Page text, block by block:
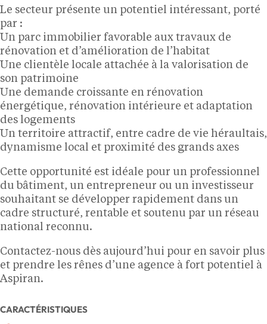
Le secteur présente un potentiel intéressant, porté
par :
Un parc immobilier favorable aux travaux de
rénovation et d’amélioration de l’habitat
Une clientèle locale attachée à la valorisation de
son patrimoine
Une demande croissante en rénovation
énergétique, rénovation intérieure et adaptation
des logements
Un territoire attractif, entre cadre de vie héraultais,
dynamisme local et proximité des grands axes
Cette opportunité est idéale pour un professionnel
du bâtiment, un entrepreneur ou un investisseur
souhaitant se développer rapidement dans un
cadre structuré, rentable et soutenu par un réseau
national reconnu.
Contactez-nous dès aujourd’hui pour en savoir plus
et prendre les rênes d’une agence à fort potentiel à
Aspiran.
CARACTÉRISTIQUES